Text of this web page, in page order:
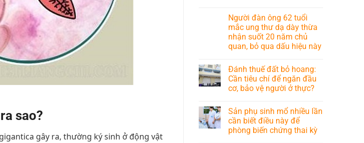
sao?
gây ra, thường ký sinh ở động vật
Người đàn ông 62 tuổi
mắc ung thư dạ dày thừa
nhận suốt 20 năm chủ
quan, bỏ qua dấu hiệu này
Đánh thuế đất bỏ hoang:
Cần tiêu chí để ngăn đầu
cơ, bảo vệ người ở thực?
Sản phụ sinh mổ nhiều lần
cần biết điều này để
phòng biến chứng thai kỳ